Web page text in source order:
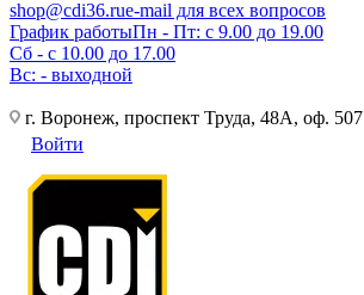
shop@cdi36.rue-mail для всех вопросов
График работыПн - Пт: с 9.00 до 19.00
Сб - с 10.00 до 17.00
Вс: - выходной
г. Воронеж, проспект Труда, 48А, оф. 507
Войти